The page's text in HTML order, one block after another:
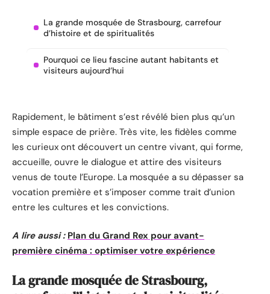
La grande mosquée de Strasbourg, carrefour
d’histoire et de spiritualités
Pourquoi ce lieu fascine autant habitants et
visiteurs aujourd’hui
Rapidement, le bâtiment s’est révélé bien plus qu’un
simple espace de prière. Très vite, les fidèles comme
les curieux ont découvert un centre vivant, qui forme,
accueille, ouvre le dialogue et attire des visiteurs
venus de toute l’Europe. La mosquée a su dépasser sa
vocation première et s’imposer comme trait d’union
entre les cultures et les convictions.
A lire aussi : Plan du Grand Rex pour avant-
première cinéma : optimiser votre expérience
La grande mosquée de Strasbourg,